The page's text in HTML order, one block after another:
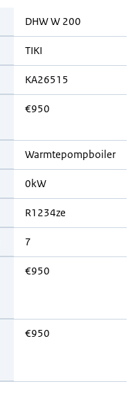
DHW W 200
TIKI
KA26515
€950
Warmtepompboiler
0kW
R1234ze
7
€950
€950